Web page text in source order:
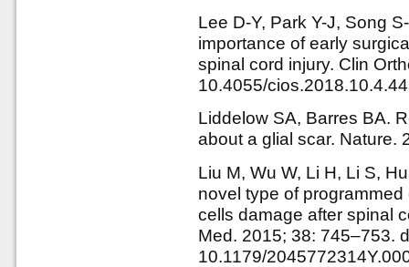
Lee D-Y, Park Y-J, Song
importance of early
spinal cord injury. Clin
10.4055/
Liddelow SA, Barres BA.
about a glial scar. Nature.
Liu M, Wu W, Li H, Li S,
novel type of
cells damage after spinal
Med. 2015; 38: 745–753.
10.1179/